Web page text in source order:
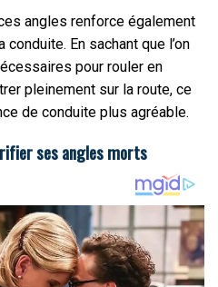
angles renforce également
En sachant que l’on
pour rouler en
pleinement sur la route, ce
de conduite plus agréable.
ses angles morts